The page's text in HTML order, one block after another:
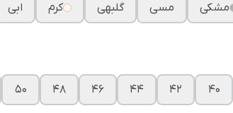
مشکی مسی گلبهی کرم ابی
۴۰ ۴۲ ۴۴ ۴۶ ۴۸ ۵۰